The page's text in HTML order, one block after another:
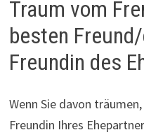
Traum vom
besten
Freundin des
Wenn Sie davon
Freundin Ihres